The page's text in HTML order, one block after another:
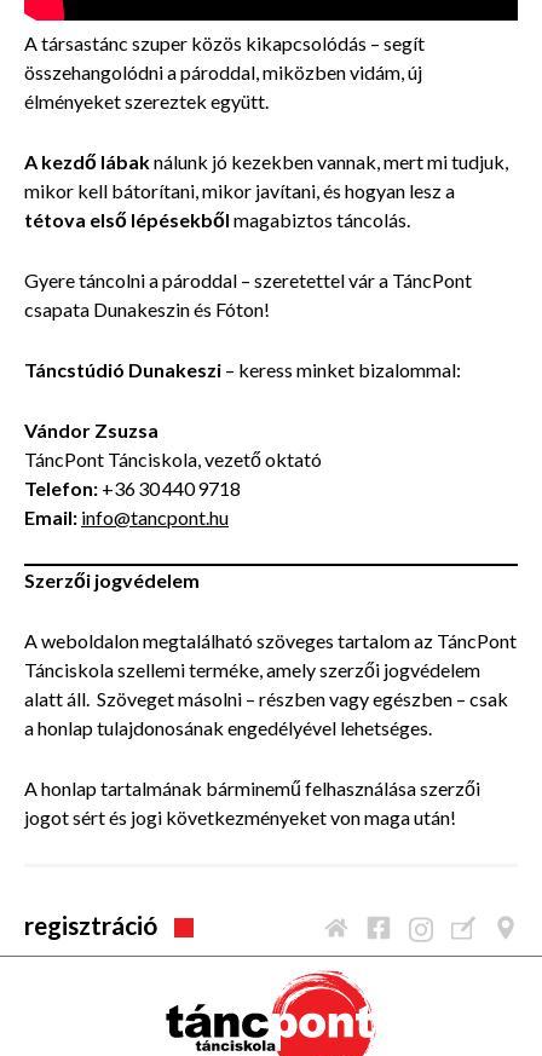
A társastánc szuper közös kikapcsolódás – segít
összehangolódni a pároddal, miközben vidám, új
élményeket szereztek együtt.
A kezdő lábaknálunk jó kezekben vannak, mert mi tudjuk,
mikor kell bátorítani, mikor javítani, és hogyan lesz a
tétova első lépésekből magabiztos táncolás.
Gyere táncolni a pároddal – szeretettel vár a TáncPont
csapata Dunakeszin és Fóton!
Táncstúdió Dunakeszi – keress minket bizalommal:
Vándor Zsuzsa
TáncPont Tánciskola, vezető oktató
Telefon: +36 30 440 9718
Email: info@tancpont.hu
Szerzői jogvédelem
A weboldalon megtalálható szöveges tartalom az TáncPont
Tánciskola szellemi terméke, amely szerzői jogvédelem
alatt áll. Szöveget másolni – részben vagy egészben – csak
a honlap tulajdonosának engedélyével lehetséges.
A honlap tartalmának bárminemű felhasználása szerzői
jogot sért és jogi következményeket von maga után!
regisztráció